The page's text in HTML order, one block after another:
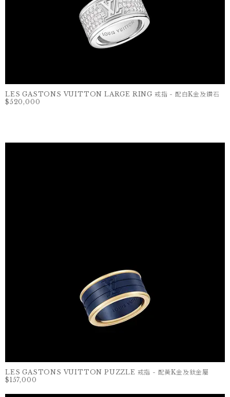
LES GASTONS VUITTON LARGE RING 戒指 - 配白K金及鑽石
$520,000
LES GASTONS VUITTON PUZZLE 戒指 - 配黃K金及鈦金屬
$157,000